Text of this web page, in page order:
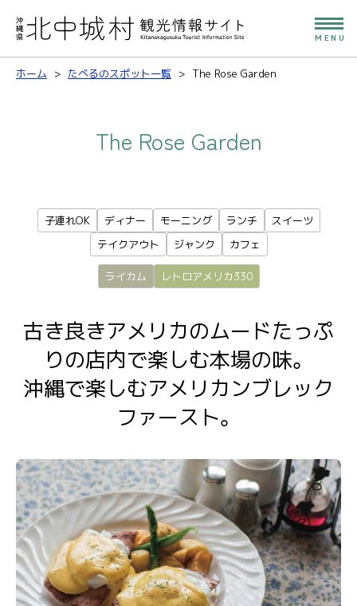
MENU
ホーム たべるのスポット一覧 The Rose Garden
The Rose Garden
子連れOK ディナー モーニング ランチ
スイーツ
テイクアウト
ジャンク カフェ
ライカム レトロアメリカ330
古き良きアメリカのムードたっぷ
りの店内で楽しむ本場の味。
沖縄で楽しむアメリカンブレック
ファースト。